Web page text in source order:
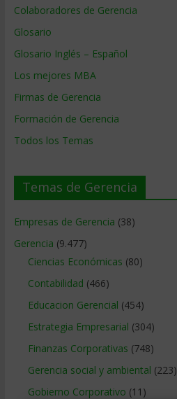
Colaboradores de Gerencia
Glosario
Glosario Inglés – Español
Los mejores MBA
Firmas de Gerencia
Formación de Gerencia
Todos los Temas
Temas de Gerencia
Empresas de Gerencia (38)
Gerencia (9.477)
Ciencias Económicas (80)
Contabilidad (466)
Educacion Gerencial (454)
Estrategia Empresarial (304)
Finanzas Corporativas (748)
Gerencia social y ambiental (223)
Gobierno Corporativo (11)